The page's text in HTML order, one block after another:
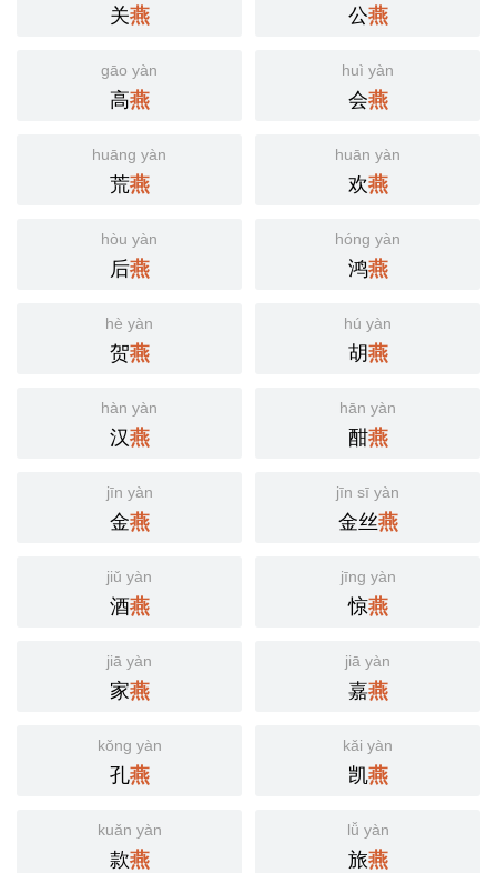
关燕 公燕
gāo yàn
高燕
huì yàn
会燕
huāng yàn
荒燕
huān yàn
欢燕
hòu yàn
后燕
hóng yàn
鸿燕
hè yàn
贺燕
hú yàn
胡燕
hàn yàn
汉燕
hān yàn
酣燕
jīn yàn
金燕
jīn sī yàn
金丝燕
jiǔ yàn
酒燕
jīng yàn
惊燕
jiā yàn
家燕
jiā yàn
嘉燕
kǒng yàn
孔燕
kǎi yàn
凯燕
kuǎn yàn
款燕
lǚ yàn
旅燕